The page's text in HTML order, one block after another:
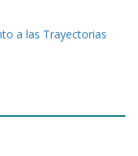
a las Trayectorias